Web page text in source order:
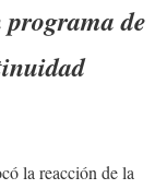
de
la reacción de la